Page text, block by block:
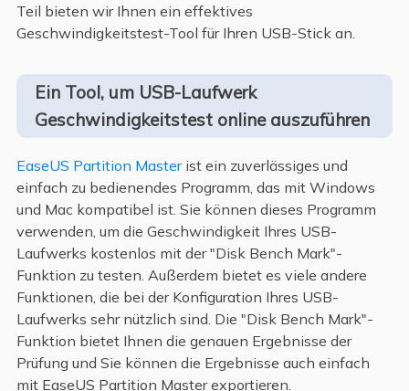
Teil bieten wir Ihnen ein effektives
Geschwindigkeitstest-Tool für Ihren USB-Stick an.
Ein Tool, um USB-Laufwerk
Geschwindigkeitstest online auszuführen
EaseUS Partition Masterist ein zuverlässiges und
einfach zu bedienendes Programm, das mit Windows
und Mac kompatibel ist. Sie können dieses Programm
verwenden, um die Geschwindigkeit Ihres USB-
Laufwerks kostenlos mit der "Disk Bench Mark"-
Funktion zu testen. Außerdem bietet es viele andere
Funktionen, die bei der Konfiguration Ihres USB-
Laufwerks sehr nützlich sind. Die "Disk Bench Mark"-
Funktion bietet Ihnen die genauen Ergebnisse der
Prüfung und Sie können die Ergebnisse auch einfach
mit EaseUS Partition Master exportieren.